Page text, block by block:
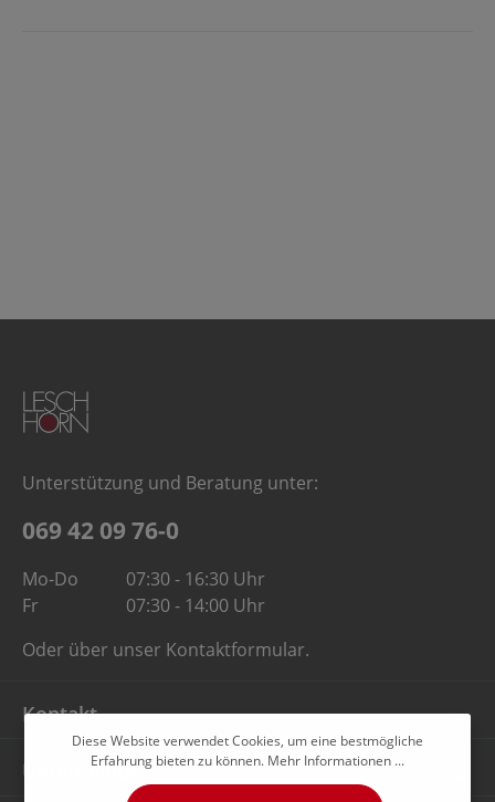
Unterstützung und Beratung unter:
069 42 09 76-0
Mo-Do
07:30 - 16:30 Uhr
Fr
07:30 - 14:00 Uhr
Oder über unser Kontaktformular.
Kontakt
Unternehmen
Diese Website verwendet Cookies, um eine bestmögliche
Erfahrung bieten zu können. Mehr Informationen ...